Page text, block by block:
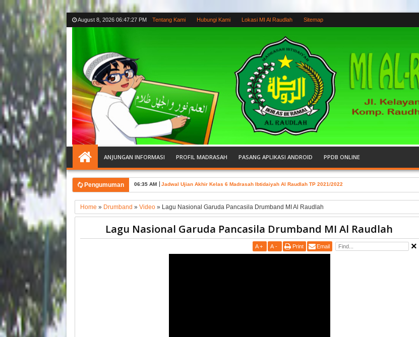
August 8, 2026 06:47:28 PM Tentang Kami Hubungi Kami Lokasi MI Al Raudlah Sitemap
ANJUNGAN INFORMASI PROFIL MADRASAH PASANG APLIKASI ANDROID PPDB ONLINE
Pengumuman 06:35 AM Jadwal Ujian Akhir Kelas 6 Madrasah Ibtidaiyah Al Raudlah TP 2021/2022
Home » Drumband » Video» Lagu Nasional Garuda Pancasila Drumband MI Al Raudlah
Lagu Nasional Garuda Pancasila Drumband MI Al Raudlah
A + A - Print Email